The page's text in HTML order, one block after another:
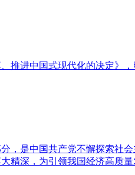
推进中国式现代化的决定》
，是中国共产党不懈探索社
精深，为引领我国经济高质